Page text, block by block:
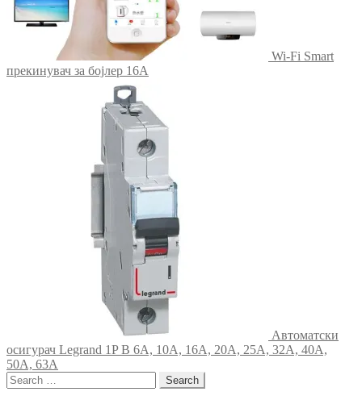
Wi-Fi Smart
прекинувач за бојлер 16А
Автоматски
осигурач Legrand 1P B 6A, 10A, 16A, 20A, 25A, 32A, 40A,
50A, 63A
Search
for: